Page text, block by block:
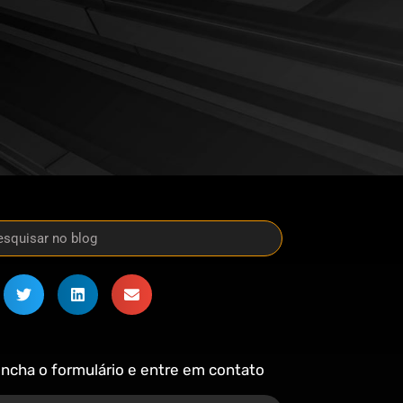
o formulário e entre em contato